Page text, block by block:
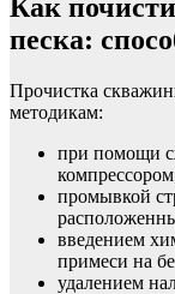
Как
песка:
Прочистка
методикам:
при помощи
промывкой
введением
примеси на
удалением